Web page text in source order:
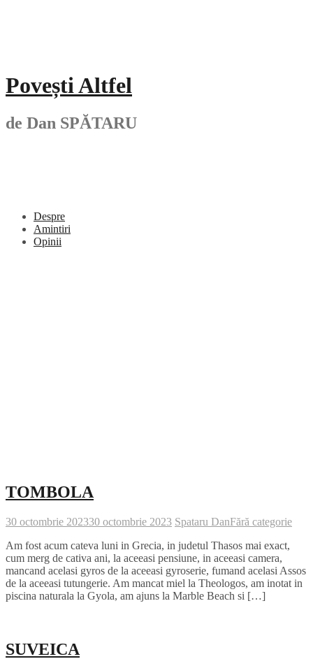
Povești Altfel
de Dan SPĂTARU
Despre
Amintiri
Opinii
TOMBOLA
30 octombrie 202330 octombrie 2023 Spataru DanFără categorie
Am fost acum cateva luni in Grecia, in judetul Thasos mai exact,
cum merg de cativa ani, la aceeasi pensiune, in aceeasi camera,
mancand acelasi gyros de la aceeasi gyroserie, fumand acelasi Assos
de la aceeasi tutungerie. Am mancat miel la Theologos, am inotat in
piscina naturala la Gyola, am ajuns la Marble Beach si […]
SUVEICA